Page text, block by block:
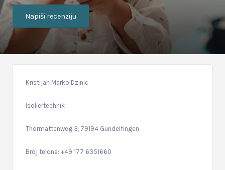
Napiši recenziju
Kristijan Marko Dzinic
Isoliertechnik
Thormattenweg 3, 79194 Gundelfingen
Broj telona: +49 177 6351660